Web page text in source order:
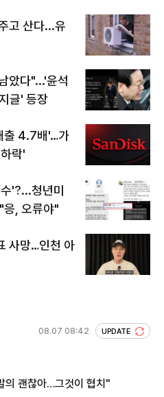
고 산다...유
았다"...'윤석
글' 등장
출 4.7배'…가
락'
'?...청년미
응, 오류야"
사망…인천 아
08.07 08:42 UPDATE
의 괜찮아…그것이 협치"